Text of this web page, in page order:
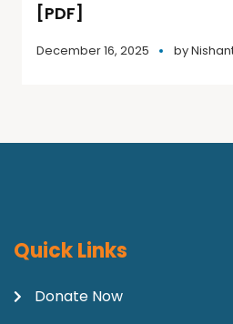
[PDF]
December 16, 2025 by
Quick Links
Donate Now